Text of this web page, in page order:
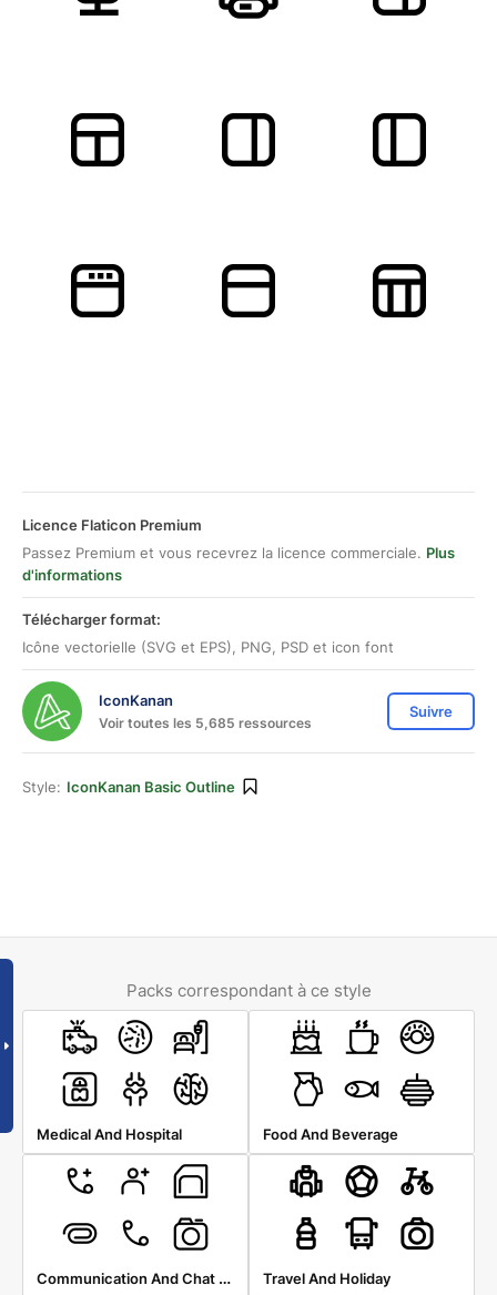
Licence Flaticon Premium
Passez Premium et vous recevrez la licence commerciale. Plus
d'informations
Télécharger format:
Icône vectorielle (SVG et EPS), PNG, PSD et icon font
IconKanan
Voir toutes les 5,685 ressources
Suivre
Style: IconKanan Basic Outline
Packs correspondant à ce style
Medical And Hospital Food And Beverage
Communication And Chat Messaging Travel And Holiday